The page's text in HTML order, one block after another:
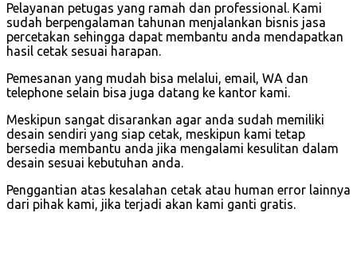
Pelayanan petugas yang ramah dan professional. Kami
sudah berpengalaman tahunan menjalankan bisnis jasa
percetakan sehingga dapat membantu anda mendapatkan
hasil cetak sesuai harapan.
Pemesanan yang mudah bisa melalui, email, WA dan
telephone selain bisa juga datang ke kantor kami.
Meskipun sangat disarankan agar anda sudah memiliki
desain sendiri yang siap cetak, meskipun kami tetap
bersedia membantu anda jika mengalami kesulitan dalam
desain sesuai kebutuhan anda.
Penggantian atas kesalahan cetak atau human error lainnya
dari pihak kami, jika terjadi akan kami ganti gratis.